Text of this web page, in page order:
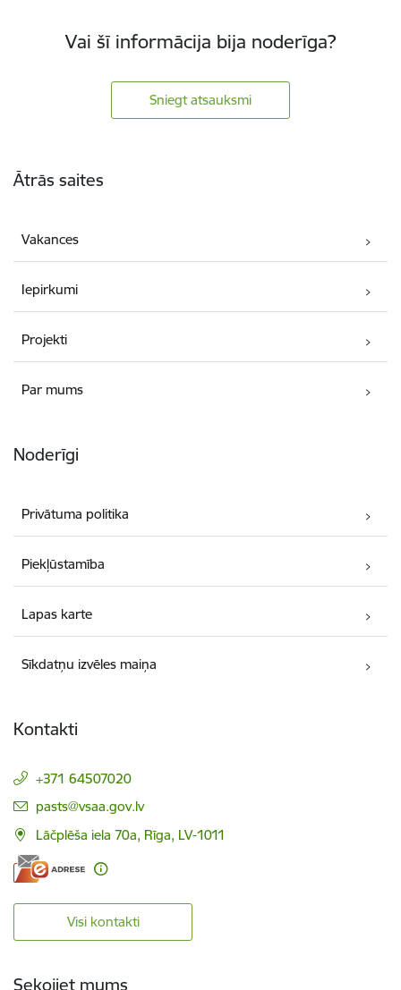
Vai šī informācija bija noderīga?
Sniegt atsauksmi
Ātrās saites
Vakances
Iepirkumi
Projekti
Par mums
Noderīgi
Privātuma politika
Piekļūstamība
Lapas karte
Sīkdatņu izvēles maiņa
Kontakti
+371 64507020
E-pasts:
pasts@vsaa.gov.lv
Lāčplēša iela 70a, Rīga, LV-1011
Visi kontakti
Sekojiet mums